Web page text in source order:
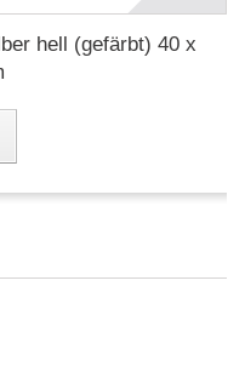
hell (gefärbt) 40 x